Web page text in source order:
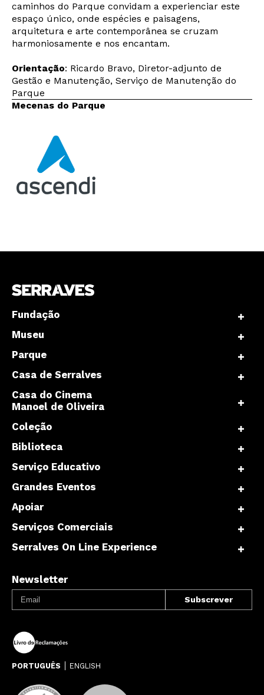
caminhos do Parque convidam a experienciar este
espaço único, onde espécies e paisagens,
arquitetura e arte contemporânea se cruzam
harmoniosamente e nos encantam.
Orientação: Ricardo Bravo, Diretor-adjunto de
Gestão e Manutenção, Serviço de Manutenção do
Parque
Mecenas do Parque
Fundação
Museu
Parque
Casa de Serralves
Casa do Cinema
Manoel de Oliveira
Coleção
Biblioteca
Serviço Educativo
Grandes Eventos
Apoiar
Serviços Comerciais
Serralves On Line Experience
Newsletter
PORTUGUÊS ENGLISH
Interesses